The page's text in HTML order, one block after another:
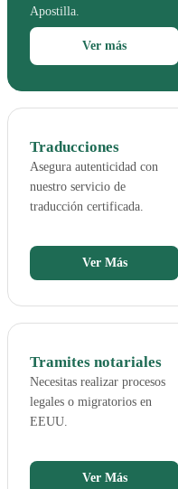
Apostilla.
Ver más
Traducciones
Asegura autenticidad con
nuestro servicio de
traducción certificada.
Ver Más
Tramites notariales
Necesitas realizar procesos
legales o migratorios en
EEUU.
Ver Más